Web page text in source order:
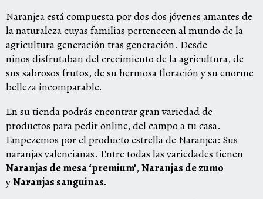
Naranjea está compuesta por dos dos jóvenes amantes de
la naturaleza cuyas familias pertenecen al mundo de la
agricultura generación tras generación. Desde
niños disfrutaban del crecimiento de la agricultura, de
sus sabrosos frutos, de su hermosa floración y su enorme
belleza incomparable.
En su tienda podrás encontrar gran variedad de
productos para pedir online, del campo a tu casa.
Empezemos por el producto estrella de Naranjea: Sus
naranjas valencianas. Entre todas las variedades tienen
Naranjas de mesa ‘premium’,Naranjas de zumo
yNaranjas sanguinas.